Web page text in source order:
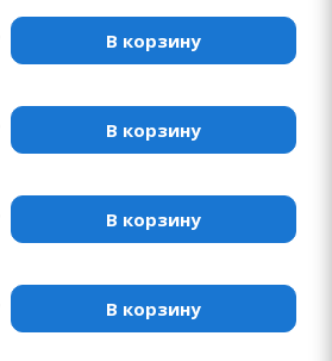
В корзину
В корзину
В корзину
В корзину